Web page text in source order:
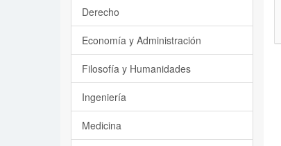
Derecho
Economía y Administración
Filosofía y Humanidades
Ingeniería
Medicina